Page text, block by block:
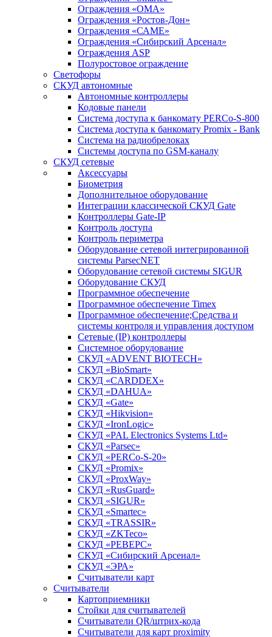
Ограждения «ОМА»
Ограждения «Ростов-Дон»
Ограждения «САМЕ»
Ограждения «Сибирский Арсенал»
Ограждения ASP
Полуростовое ограждение
Светофоры
СКУД автономные
Автономные контроллеры
Кодовые панели
Система доступа к банкомату PERCo-S-800
Система доступа к банкомату Promix - Bank
Система на радиобрелоках
Системы доступа по GSM-каналу
СКУД сетевые
Аксессуары
Биометрия
Дополнительное оборудование
Интеграции классической СКУД Gate
Контроллеры Gate-IP
Контроль доступа
Контроль периметра
Оборудование сетевой интегрированной
системы ParsecNET
Оборудование сетевой системы SIGUR
Оборудование СКУД
Программное обеспечение
Программное обеспечение Timex
Программное обеспечение;Средства и
системы контроля и управления доступом
Сетевые (IP) контроллеры
Системное оборудование
СКУД «ADVENT BIOTECH»
СКУД «BioSmart»
СКУД «CARDDEX»
СКУД «DAHUA»
СКУД «Gate»
СКУД «Hikvision»
СКУД «IronLogic»
СКУД «PAL Electronics Systems Ltd»
СКУД «Parsec»
СКУД «PERCo-S-20»
СКУД «Promix»
СКУД «ProxWay»
СКУД «RusGuard»
СКУД «SIGUR»
СКУД «Smartec»
СКУД «TRASSIR»
СКУД «ZKTeco»
СКУД «РЕВЕРС»
СКУД «Сибирский Арсенал»
СКУД «ЭРА»
Считыватели карт
Считыватели
Картоприемники
Стойки для считывателей
Считыватели QR/штрих-кода
Считыватели для карт proximity